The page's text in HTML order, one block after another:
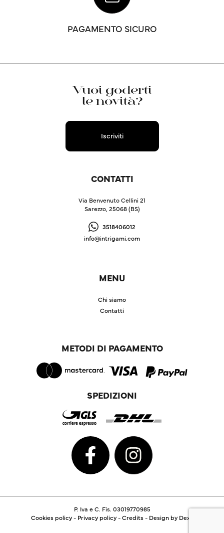
PAGAMENTO SICURO
Vuoi goderti
le novità?
Iscriviti
CONTATTI
Via Benvenuto Cellini 21
Sarezzo, 25068 (BS)
3518406012
info@intrigami.com
MENU
Chi siamo
Contatti
METODI DI PAGAMENTO
SPEDIZIONI
P. Iva e C. Fis. 03019770985
Cookies policy- Privacy policy-Credits- Design by Dexa